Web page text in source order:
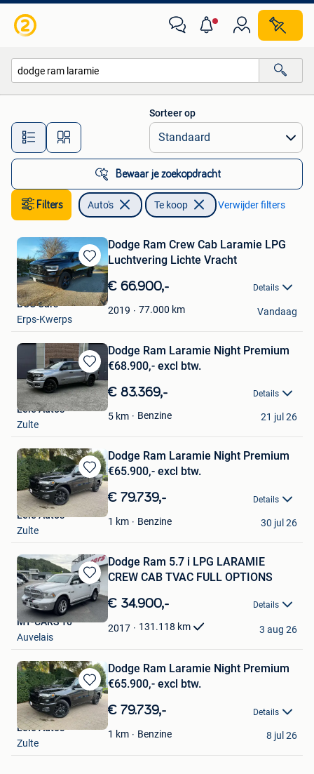
Alle afstanden…
Sorteer op
Bewaar je zoekopdracht
Filters Auto's Te koop Verwijder filters
Bewaren
in
Mijn
Favorieten
Dodge Ram Crew Cab Laramie LPG
Luchtvering Lichte Vracht
€ 66.900,- Details
2019 77.000 km
BCC Cars
Erps-Kwerps
Vandaag
Bewaren
in
Mijn
Favorieten
Dodge Ram Laramie Night Premium
€68.900,- excl btw.
€ 83.369,- Details
5 km Benzine
Leie Auto's
Zulte
21 jul 26
Bewaren
in
Favorieten
Dodge Ram Laramie Night Premium
€65.900,- excl btw.
€ 79.739,- Details
1 km Benzine
Leie Auto's
Zulte
30 jul 26
Bewaren
in
Mijn
Favorieten
Dodge Ram 5.7 i LPG LARAMIE
CREW CAB TVAC FULL OPTIONS
€ 34.900,- Details
2017 131.118 km
MY-CARS 10
Auvelais
3 aug 26
Bewaren
in
Favorieten
Dodge Ram Laramie Night Premium
€65.900,- excl btw.
€ 79.739,- Details
1 km Benzine
Leie Auto's
Zulte
8 jul 26